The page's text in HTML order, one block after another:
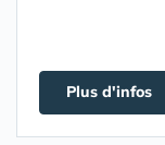
Plus d'infos